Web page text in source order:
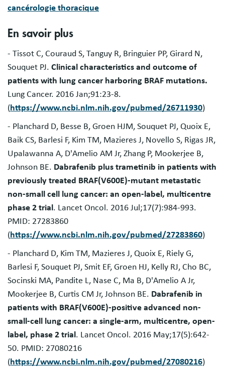
cancérologie thoracique
En savoir plus
- Tissot C, Couraud S, Tanguy R, Bringuier PP, Girard N,
Souquet PJ. Clinical characteristics and outcome of
patients with lung cancer harboring BRAF mutations.
Lung Cancer. 2016 Jan;91:23-8.
(https://www.ncbi.nlm.nih.gov/pubmed/26711930)
- Planchard D, Besse B, Groen HJM, Souquet PJ, Quoix E,
Baik CS, Barlesi F, Kim TM, Mazieres J, Novello S, Rigas JR,
Upalawanna A, D'Amelio AM Jr, Zhang P, Mookerjee B,
Johnson BE. Dabrafenib plus trametinib in patients with
previously treated BRAF(V600E)-mutant metastatic
non-small cell lung cancer: an open-label, multicentre
phase 2 trial . Lancet Oncol. 2016 Jul;17(7):984-993.
PMID: 27283860
(https://www.ncbi.nlm.nih.gov/pubmed/27283860)
- Planchard D, Kim TM, Mazieres J, Quoix E, Riely G,
Barlesi F, Souquet PJ, Smit EF, Groen HJ, Kelly RJ, Cho BC,
Socinski MA, Pandite L, Nase C, Ma B, D'Amelio A Jr,
Mookerjee B, Curtis CM Jr, Johnson BE. Dabrafenib in
patients with BRAF(V600E)-positive advanced non-
small-cell lung cancer: a single-arm, multicentre, open-
label, phase 2 trial . Lancet Oncol. 2016 May;17(5):642-
50. PMID: 27080216
(https://www.ncbi.nlm.nih.gov/pubmed/27080216)